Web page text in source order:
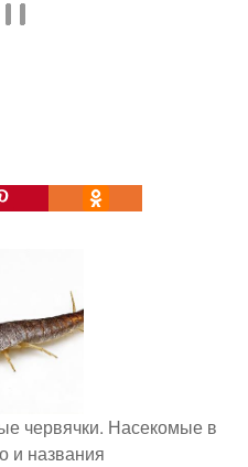
червячки. Насекомые в
и названия